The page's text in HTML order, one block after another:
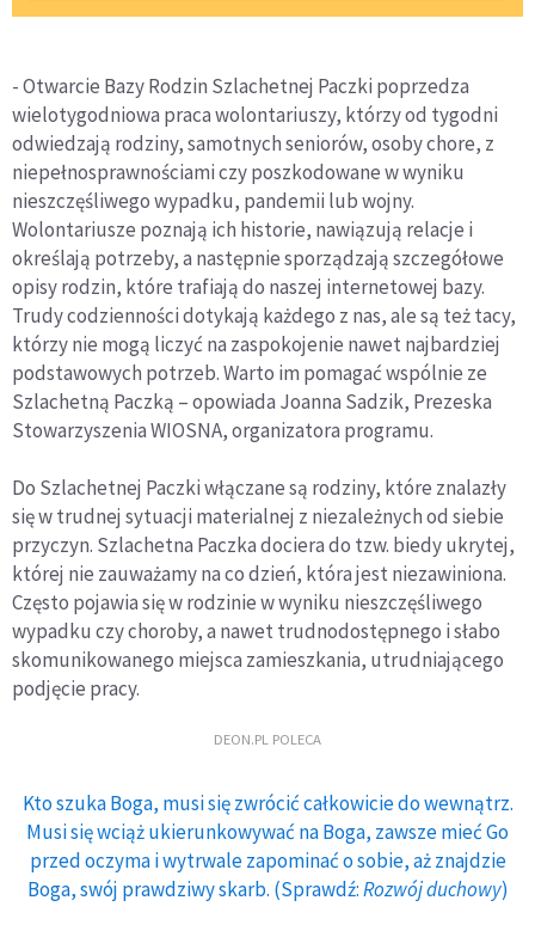
- Otwarcie Bazy Rodzin Szlachetnej Paczki poprzedza
wielotygodniowa praca wolontariuszy, którzy od tygodni
odwiedzają rodziny, samotnych seniorów, osoby chore, z
niepełnosprawnościami czy poszkodowane w wyniku
nieszczęśliwego wypadku, pandemii lub wojny.
Wolontariusze poznają ich historie, nawiązują relacje i
określają potrzeby, a następnie sporządzają szczegółowe
opisy rodzin, które trafiają do naszej internetowej bazy.
Trudy codzienności dotykają każdego z nas, ale są też tacy,
którzy nie mogą liczyć na zaspokojenie nawet najbardziej
podstawowych potrzeb. Warto im pomagać wspólnie ze
Szlachetną Paczką – opowiada Joanna Sadzik, Prezeska
Stowarzyszenia WIOSNA, organizatora programu.
Do Szlachetnej Paczki włączane są rodziny, które znalazły
się w trudnej sytuacji materialnej z niezależnych od siebie
przyczyn. Szlachetna Paczka dociera do tzw. biedy ukrytej,
której nie zauważamy na co dzień, która jest niezawiniona.
Często pojawia się w rodzinie w wyniku nieszczęśliwego
wypadku czy choroby, a nawet trudnodostępnego i słabo
skomunikowanego miejsca zamieszkania, utrudniającego
podjęcie pracy.
DEON.PL POLECA
Kto szuka Boga, musi się zwrócić całkowicie do wewnątrz.
Musi się wciąż ukierunkowywać na Boga, zawsze mieć Go
przed oczyma i wytrwale zapominać o sobie, aż znajdzie
Boga, swój prawdziwy skarb. (Sprawdź:Rozwój duchowy)